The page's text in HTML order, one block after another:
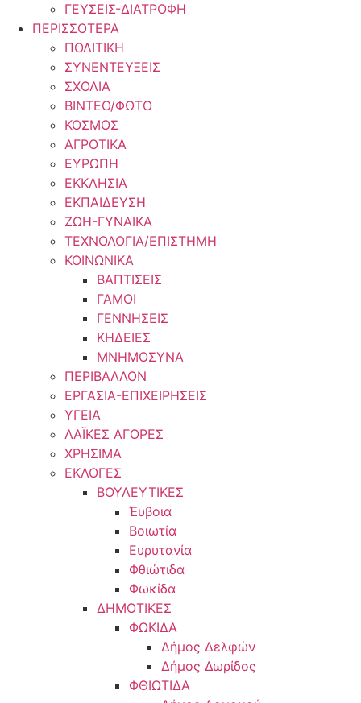
ΓΕΥΣΕΙΣ-ΔΙΑΤΡΟΦΗ
ΠΕΡΙΣΣΟΤΕΡΑ
ΠΟΛΙΤΙΚΗ
ΣΥΝΕΝΤΕΥΞΕΙΣ
ΣΧΟΛΙΑ
ΒΙΝΤΕΟ/ΦΩΤΟ
ΚΟΣΜΟΣ
ΑΓΡΟΤΙΚΑ
ΕΥΡΩΠΗ
ΕΚΚΛΗΣΙΑ
ΕΚΠΑΙΔΕΥΣΗ
ΖΩΗ-ΓΥΝΑΙΚΑ
ΤΕΧΝΟΛΟΓΙΑ/ΕΠΙΣΤΗΜΗ
ΚΟΙΝΩΝΙΚΑ
ΒΑΠΤΙΣΕΙΣ
ΓΑΜΟΙ
ΓΕΝΝΗΣΕΙΣ
ΚΗΔΕΙΕΣ
ΜΝΗΜΟΣΥΝΑ
ΠΕΡΙΒΑΛΛΟΝ
ΕΡΓΑΣΙΑ-ΕΠΙΧΕΙΡΗΣΕΙΣ
ΥΓΕΙΑ
ΛΑΪΚΕΣ ΑΓΟΡΕΣ
ΧΡΗΣΙΜΑ
ΕΚΛΟΓΕΣ
ΒΟΥΛΕΥΤΙΚΕΣ
Έυβοια
Βοιωτία
Ευρυτανία
Φθιώτιδα
Φωκίδα
ΔΗΜΟΤΙΚΕΣ
ΦΩΚΙΔΑ
Δήμος Δελφών
Δήμος Δωρίδος
ΦΘΙΩΤΙΔΑ